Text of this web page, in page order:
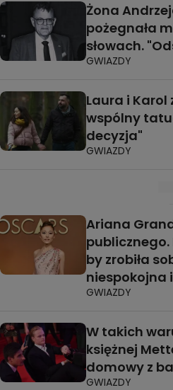
Żona
pożegnała
słowach.
GWIAZDY
Laura i Karol
wspólny
decyzja"
GWIAZDY
Ariana
publicznego.
by zrobiła
niespokojna
GWIAZDY
W takich
księżnej
domowy z
GWIAZDY